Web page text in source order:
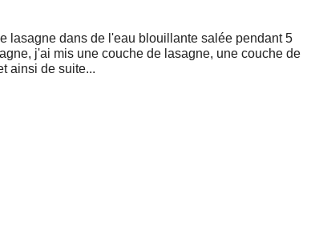
lasagne dans de l'eau blouillante salée pendant 5
j'ai mis une couche de lasagne, une couche de
ainsi de suite...